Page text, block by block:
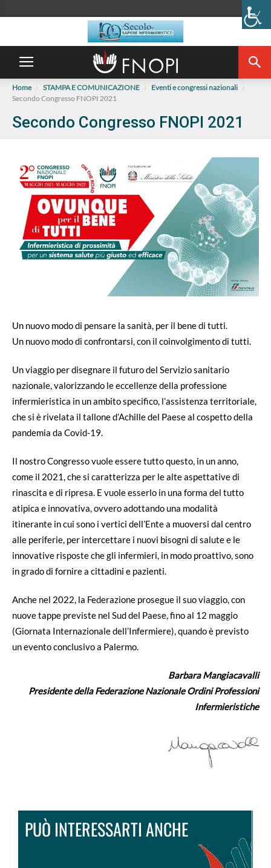
Home STAMPA E COMUNICAZIONE
Eventi e congressi nazionali
Secondo Congresso FNOPI 2021
Secondo Congresso FNOPI 2021
Un nuovo modo di pensare la sanità, per il bene di tutti.
Un nuovo modo di confrontarsi, con il coinvolgimento di tutti.
Un viaggio per disegnare il futuro del Servizio sanitario
nazionale, valorizzando le eccellenze della professione
infermieristica in un ambito specifico, l’assistenza territoriale,
che si è rivelata il tallone d’Achille del Paese al cospetto della
pandemia da Covid-19.
Il nostro Congresso vuole essere tutto questo, in un anno,
come il 2021, che si caratterizza per le alte aspettative di
rinascita e di ripresa. E vuole esserlo in una forma del tutto
atipica e innovativa, ovvero adottando una modalità
itinerante in cui sono i vertici dell’Ente a muoversi dal centro
alle periferie, per intercettare i nuovi bisogni di salute e le
innovative risposte che gli infermieri, in modo proattivo, sono
in grado di fornire a cittadini e pazienti.
Anche nel 2022, la Federazione prosegue il suo viaggio, con
nuove tappe previste nel Sud del Paese, fino al 12 maggio
(Giornata Internazionale dell’Infermiere), quando è previsto
un evento conclusivo a Palermo.
Barbara Mangiacavalli
Presidente della Federazione Nazionale Ordini Professioni
Infermieristiche
PUÒ INTERESSARTI ANCHE